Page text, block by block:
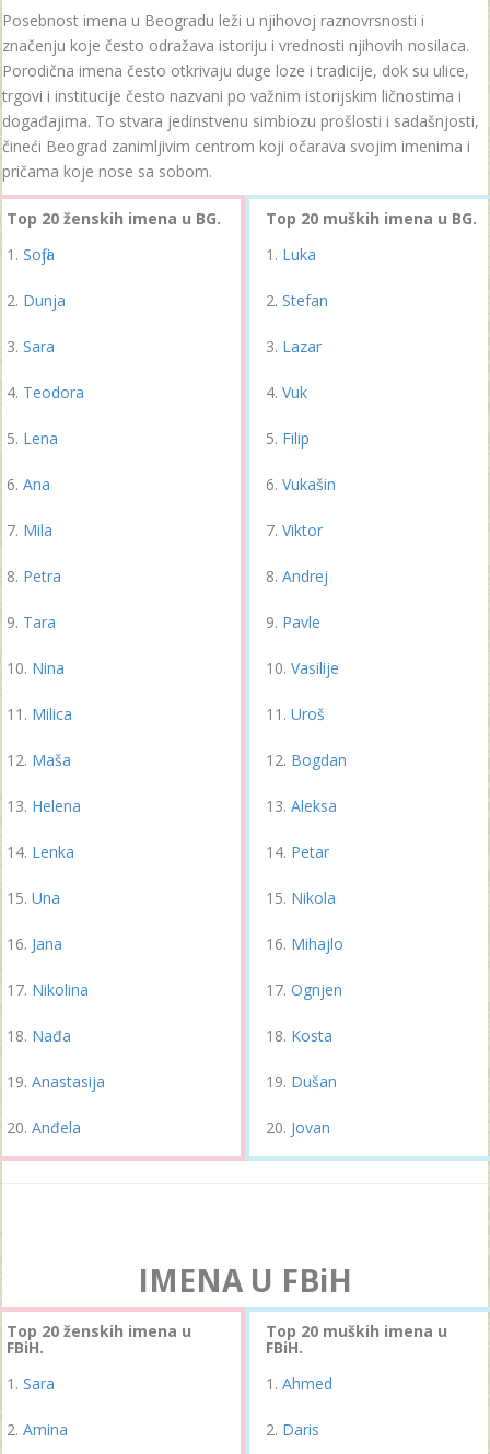
Posebnost imena u Beogradu leži u njihovoj raznovrsnosti i
značenju koje često odražava istoriju i vrednosti njihovih nosilaca.
Porodična imena često otkrivaju duge loze i tradicije, dok su ulice,
trgovi i institucije često nazvani po važnim istorijskim ličnostima i
događajima. To stvara jedinstvenu simbiozu prošlosti i sadašnjosti,
čineći Beograd zanimljivim centrom koji očarava svojim imenima i
pričama koje nose sa sobom.
Top 20 ženskih imena u BG.
Sofija
Dunja
Sara
Teodora
Lena
Ana
Mila
Petra
Tara
Nina
Milica
Maša
Helena
Lenka
Una
Jana
Nikolina
Nađa
Anastasija
Anđela
Top 20 muških imena u BG.
Luka
Stefan
Lazar
Vuk
Filip
Vukašin
Viktor
Andrej
Pavle
Vasilije
Uroš
Bogdan
Aleksa
Petar
Nikola
Mihajlo
Ognjen
Kosta
Dušan
Jovan
IMENA U FBiH
Top 20 ženskih imena u
FBiH.
Sara
Amina
Top 20 muških imena u
FBiH.
Ahmed
Daris